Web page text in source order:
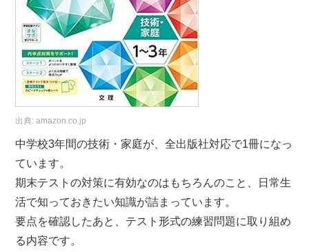
出典:amazon.co.jp
中学校3年間の技術・家庭が、全出版社対応で1冊になっ
ています。
期末テストの対策に有効なのはもちろんのこと、日常生
活で知っておきたい知識が詰まっています。
要点を確認したあと、テスト形式の練習問題に取り組め
る内容です。